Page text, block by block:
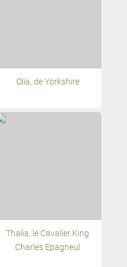
Olia, de Yorkshire
Thalia, le Cavalier King
Charles Epagneul